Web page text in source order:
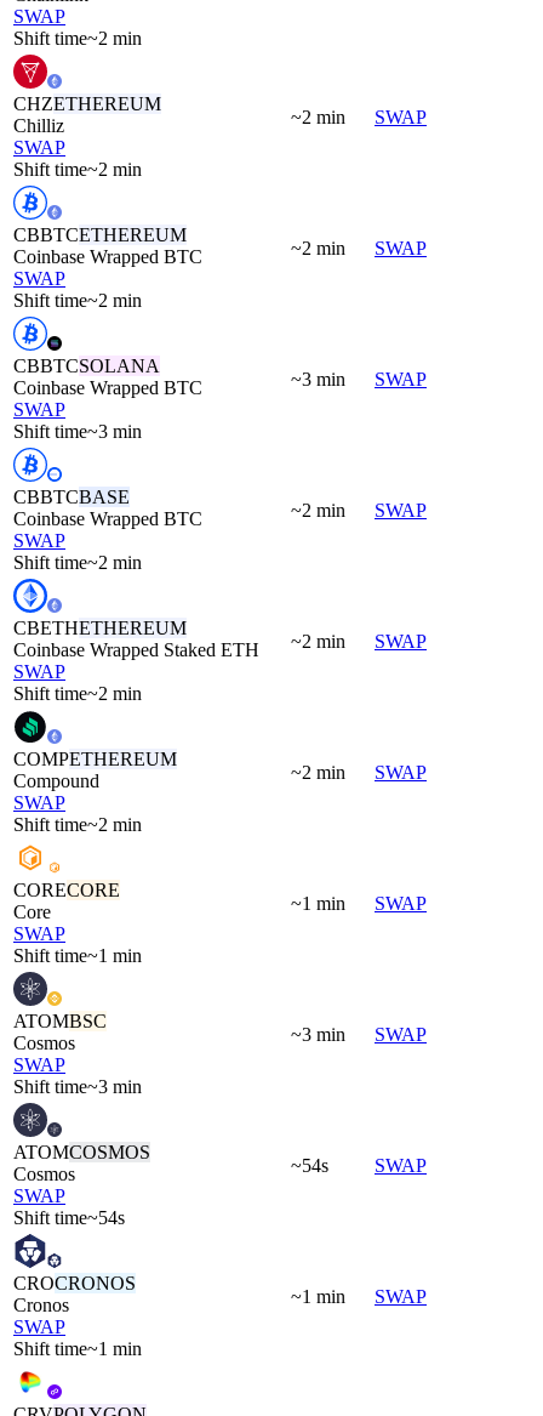
SWAP
Shift time~2 min
CHZETHEREUM
Chilliz
SWAP
Shift time~2 min
~2 min SWAP
CBBTCETHEREUM
Coinbase Wrapped BTC
SWAP
Shift time~2 min
~2 min SWAP
CBBTCSOLANA
Coinbase Wrapped BTC
SWAP
Shift time~3 min
~3 min SWAP
CBBTCBASE
Coinbase Wrapped BTC
SWAP
Shift time~2 min
~2 min SWAP
CBETHETHEREUM
Coinbase Wrapped Staked ETH
SWAP
Shift time~2 min
~2 min SWAP
COMPETHEREUM
Compound
SWAP
Shift time~2 min
~2 min SWAP
CORECORE
Core
SWAP
Shift time~1 min
~1 min SWAP
ATOMBSC
Cosmos
SWAP
Shift time~3 min
~3 min SWAP
ATOMCOSMOS
Cosmos
SWAP
Shift time~54s
~54s SWAP
CROCRONOS
Cronos
SWAP
Shift time~1 min
~1 min SWAP